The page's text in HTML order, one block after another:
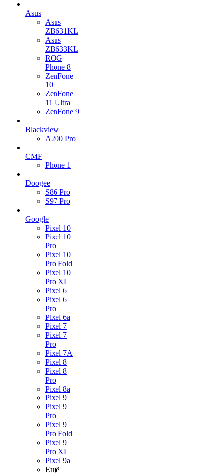
Asus
Asus
ZB631KL
Asus
ZB633KL
ROG
Phone 8
ZenFone
10
ZenFone
11 Ultra
ZenFone 9
Blackview
A200 Pro
CMF
Phone 1
Doogee
S86 Pro
S97 Pro
Google
Pixel 10
Pixel 10
Pro
Pixel 10
Pro Fold
Pixel 10
Pro XL
Pixel 6
Pixel 6
Pro
Pixel 6a
Pixel 7
Pixel 7
Pro
Pixel 7A
Pixel 8
Pixel 8
Pro
Pixel 8a
Pixel 9
Pixel 9
Pro
Pixel 9
Pro Fold
Pixel 9
Pro XL
Pixel 9a
Ещё